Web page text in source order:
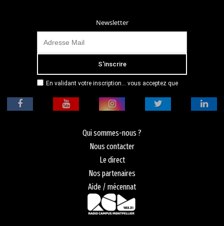
Newsletter
En validant votre inscription... vous acceptez que
adresse email dans le but de vous envoyer
mensuellement sa lettre d’informations. Pour plus
politique de confidentialité.
Qui sommes-nous ?
Nous contacter
Le direct
Nos partenaires
Aide / mécennat